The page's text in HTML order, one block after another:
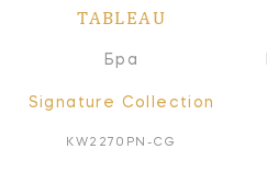
TABLEAU
Бра
Signature Collection
KW2270PN-CG